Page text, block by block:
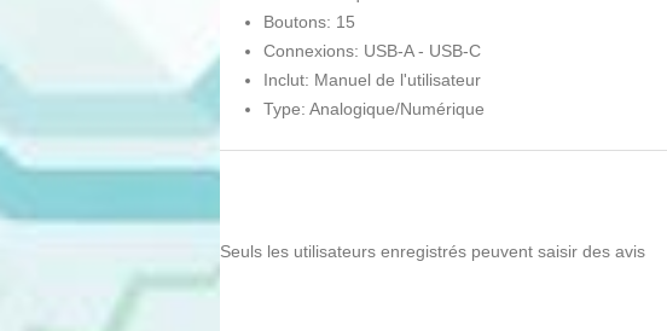
Boutons: 15
Connexions: USB-A - USB-C
Inclut: Manuel de l'utilisateur
Type: Analogique/Numérique
Seuls les utilisateurs enregistrés peuvent saisir des avis